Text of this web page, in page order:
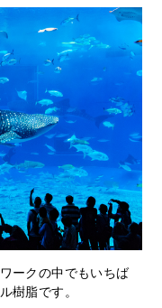
ークの中でもいちば
樹脂です。